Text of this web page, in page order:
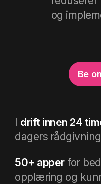
og
Be
I drift innen 24
dagers rådgivning
50+ apperfor
opplæring og